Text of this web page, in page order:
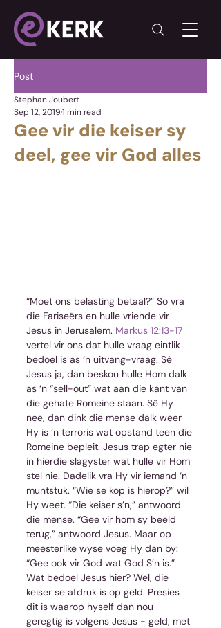
Post
Gee vir die keiser sy
deel, gee vir God alles
Stephan Joubert
Sep 12, 20191 min read
“Moet ons belasting betaal?” So vra
die Fariseërs en hulle vriende vir
Jesus in Jerusalem. Markus 12:13-17
vertel vir ons dat hulle vraag eintlik
bedoel is as ‘n uitvang-vraag. Sê
Jesus ja, dan beskou hulle Hom dalk
as ‘n “sell-out” wat aan die kant van
die gehate Romeine staan. Sê Hy
nee, dan dink die mense dalk weer
Hy is ‘n terroris wat opstand teen die
Romeine bepleit. Jesus trap egter nie
in hierdie slagyster wat hulle vir Hom
stel nie. Dadelik vra Hy vir iemand ‘n
muntstuk. “Wie se kop is hierop?” wil
Hy weet. “Die keiser s’n,” antwoord
die mense. “Gee vir hom sy beeld
terug,” antwoord Jesus. Maar op
meesterlike wyse voeg Hy dan by:
“Gee ook vir God wat God S’n is.”
Wat bedoel Jesus hier? Wel, die
keiser se afdruk is op geld. Presies
dit is waarop hyself dan nou
geregtig is volgens Jesus - geld, met